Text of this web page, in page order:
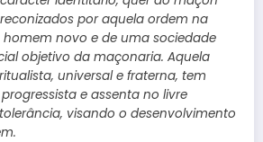
por aquela ordem na
novo e de uma sociedade
objetivo da maçonaria. Aquela
universal e fraterna, tem
e assenta no livre
visando o desenvolvimento